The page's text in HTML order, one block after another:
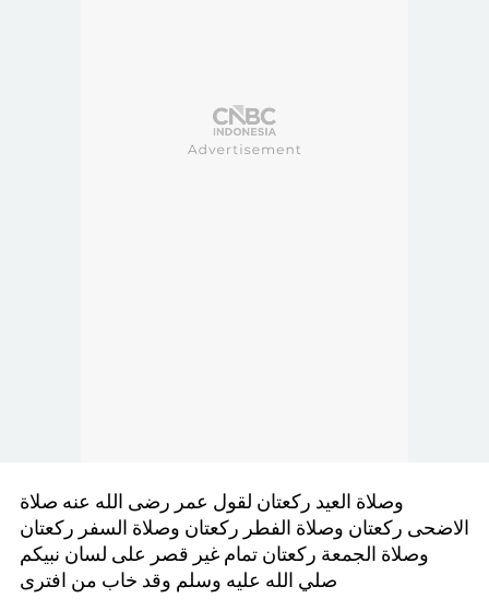
وصلاة العيد ركعتان لقول عمر رضى الله عنه صلاة
الاضحى ركعتان وصلاة الفطر ركعتان وصلاة السفر ركعتان
وصلاة الجمعة ركعتان تمام غير قصر على لسان نبيكم
صلي الله عليه وسلم وقد خاب من افترى